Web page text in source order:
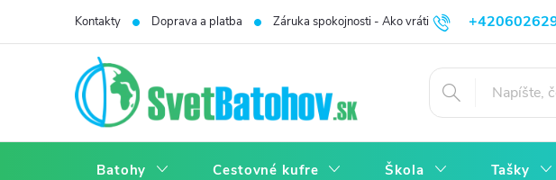
Kontakty Doprava a platba Záruka spokojnosti - Ako vrátiť Všetko o Nákupu
Batohy Cestovné kufre Škola Tašky